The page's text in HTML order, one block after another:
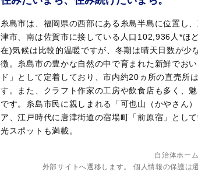
糸島市は、福岡県の西部にある糸島半島に位置し
津市、南は佐賀市に接している人口102,936人*ほ
在)気候は比較的温暖ですが、冬期は晴天日数が少
徴。糸島市の豊かな自然の中で育まれた新鮮でお
ド」として定着しており、市内約20ヵ所の直売所
す。また、クラフト作家の工房や飲食店も多く、
です。糸島市民に親しまれる「可也山（かやさん
ア、江戸時代に唐津街道の宿場町「前原宿」とし
光スポットも満載。
自治体ホー
外部サイトへ遷移します。 個人情報の保護は